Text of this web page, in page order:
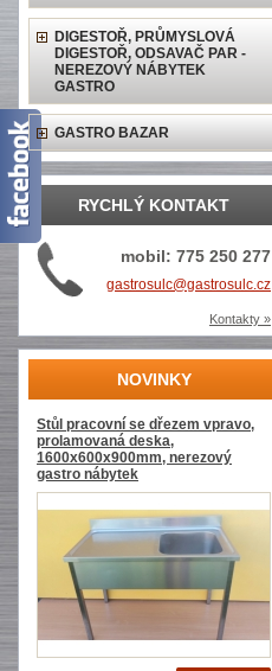
DIGESTOŘ, PRŮMYSLOVÁ
DIGESTOŘ, ODSAVAČ PAR -
NEREZOVÝ NÁBYTEK
GASTRO
GASTRO BAZAR
RYCHLÝ KONTAKT
mobil: 775 250 277
gastrosulc@gastrosulc.cz
Kontakty »
NOVINKY
Stůl pracovní se dřezem vpravo,
prolamovaná deska,
1600x600x900mm, nerezový
gastro nábytek